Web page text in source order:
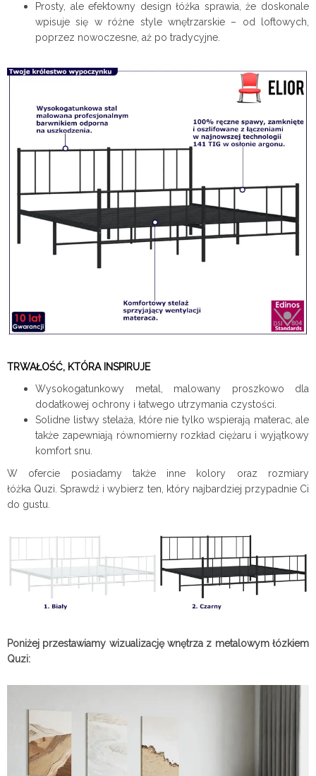
Prosty, ale efektowny design łóżka sprawia, że doskonale
wpisuje się w różne style wnętrzarskie – od loftowych,
poprzez nowoczesne, aż po tradycyjne.
TRWAŁOŚĆ, KTÓRA INSPIRUJE
Wysokogatunkowy metal, malowany proszkowo dla
dodatkowej ochrony i łatwego utrzymania czystości.
Solidne listwy stelaża, które nie tylko wspierają materac, ale
także zapewniają równomierny rozkład ciężaru i wyjątkowy
komfort snu.
W ofercie posiadamy także inne kolory oraz rozmiary
łóżka Quzi. Sprawdź i wybierz ten, który najbardziej przypadnie Ci
do gustu.
Poniżej przestawiamy wizualizację wnętrza z metalowym łózkiem
Quzi: